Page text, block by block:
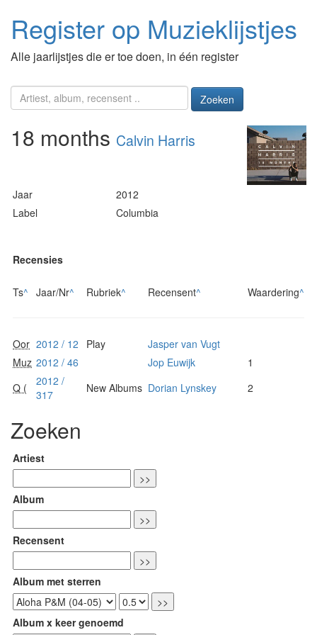
Register op Muzieklijstjes
Alle jaarlijstjes die er toe doen, in één register
Zoeken
18 months Calvin Harris
Jaar
2012
Label
Columbia
Recensies
Ts^ Jaar/Nr^ Rubriek^ Recensent^ Waardering^
Oor 2012 / 12 Play
Jasper van Vugt
Muz 2012 / 46 Jop Euwijk
1
Q (
2012 /
317
New Albums Dorian Lynskey 2
Zoeken
Artiest
Album
Recensent
Album met sterren
Album x keer genoemd